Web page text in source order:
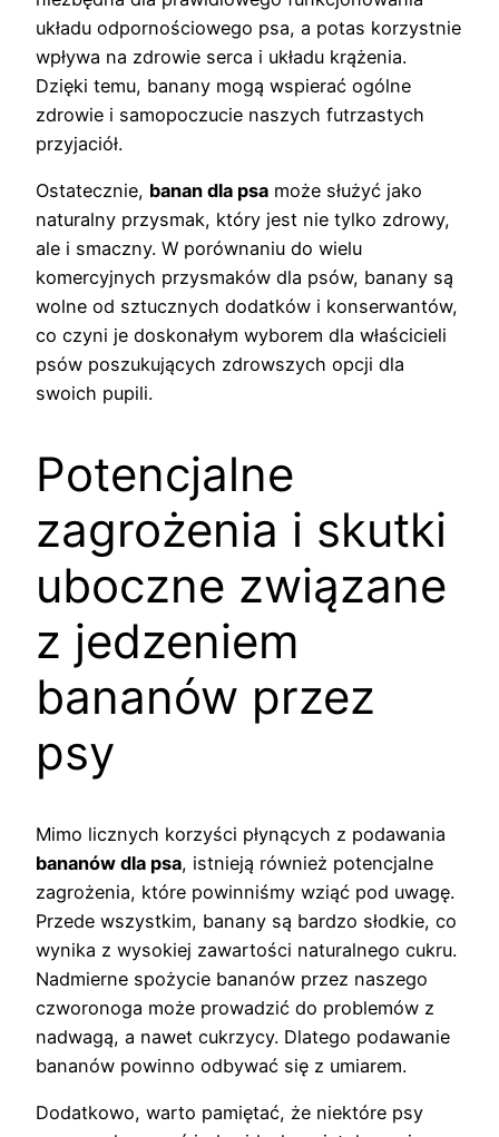
układu odpornościowego psa, a potas korzystnie
wpływa na zdrowie serca i układu krążenia.
Dzięki temu, banany mogą wspierać ogólne
zdrowie i samopoczucie naszych futrzastych
przyjaciół.
Ostatecznie, banan dla psa może służyć jako
naturalny przysmak, który jest nie tylko zdrowy,
ale i smaczny. W porównaniu do wielu
komercyjnych przysmaków dla psów, banany są
wolne od sztucznych dodatków i konserwantów,
co czyni je doskonałym wyborem dla właścicieli
psów poszukujących zdrowszych opcji dla
swoich pupili.
Potencjalne
zagrożenia i skutki
uboczne związane
z jedzeniem
bananów przez
psy
Mimo licznych korzyści płynących z podawania
bananów dla psa, istnieją również potencjalne
zagrożenia, które powinniśmy wziąć pod uwagę.
Przede wszystkim, banany są bardzo słodkie, co
wynika z wysokiej zawartości naturalnego cukru.
Nadmierne spożycie bananów przez naszego
czworonoga może prowadzić do problemów z
nadwagą, a nawet cukrzycy. Dlatego podawanie
bananów powinno odbywać się z umiarem.
Dodatkowo, warto pamiętać, że niektóre psy